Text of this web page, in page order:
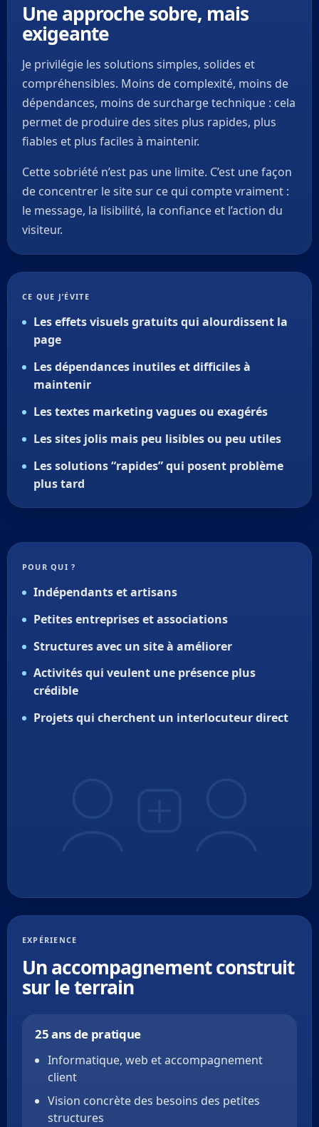
Une approche sobre, mais
exigeante
Je privilégie les solutions simples, solides et
compréhensibles. Moins de complexité, moins de
dépendances, moins de surcharge technique : cela
permet de produire des sites plus rapides, plus
fiables et plus faciles à maintenir.
Cette sobriété n’est pas une limite. C’est une façon
de concentrer le site sur ce qui compte vraiment :
le message, la lisibilité, la confiance et l’action du
visiteur.
CE QUE J’ÉVITE
Les effets visuels gratuits qui alourdissent la
page
Les dépendances inutiles et difficiles à
maintenir
Les textes marketing vagues ou exagérés
Les sites jolis mais peu lisibles ou peu utiles
Les solutions “rapides” qui posent problème
plus tard
POUR QUI ?
Indépendants et artisans
Petites entreprises et associations
Structures avec un site à améliorer
Activités qui veulent une présence plus
crédible
Projets qui cherchent un interlocuteur direct
EXPÉRIENCE
Un accompagnement construit
sur le terrain
25 ans de pratique
Informatique, web et accompagnement
client
Vision concrète des besoins des petites
structures